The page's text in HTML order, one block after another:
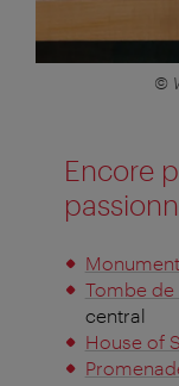
©
Encore
Tombe de
central
House of